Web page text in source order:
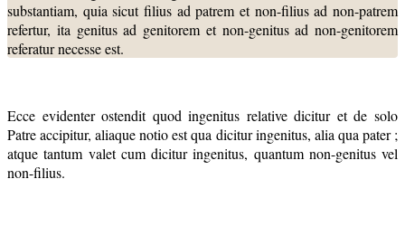
substantiam, quia sicut filius ad patrem et non-filius ad non-patrem
refertur, ita genitus ad genitorem et non-genitus ad non-genitorem
referatur necesse est.
Ecce evidenter ostendit quod ingenitus relative dicitur et de solo
Patre accipitur, aliaque notio est qua dicitur ingenitus, alia qua pater ;
atque tantum valet cum dicitur ingenitus, quantum non-genitus vel
non-filius.